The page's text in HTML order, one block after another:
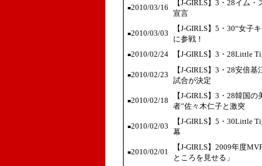
■2010/03/16
【J-GIRLS】3・28イム
宣言
■2010/03/03
【J-GIRLS】5・30“女子
に参戦！
■2010/02/24 【J-GIRLS】3・28Little
■2010/02/23
【J-GIRLS】3・28安倍
試合が決定
■2010/02/18
【J-GIRLS】3・28韓国
者”佐々木仁子と激突
■2010/02/03
【J-GIRLS】5・30Little
幕
■2010/02/01
【J-GIRLS】2009年度
ところを見せる」